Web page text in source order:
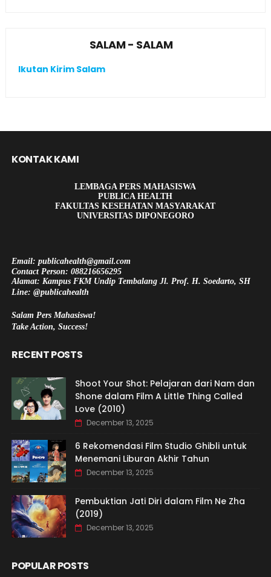
SALAM - SALAM
Ikutan Kirim Salam
KONTAK KAMI
LEMBAGA PERS MAHASISWA
PUBLICA HEALTH
FAKULTAS KESEHATAN MASYARAKAT
UNIVERSITAS DIPONEGORO
Email: publicahealth@gmail.com
Contact Person: 088216656295
Alamat: Kampus FKM Undip Tembalang Jl. Prof. H. Soedarto, SH
Line: @publicahealth
Salam Pers Mahasiswa!
Take Action, Success!
RECENT POSTS
Shoot Your Shot: Pelajaran dari Nam dan
Shone dalam Film A Little Thing Called
Love (2010)
December 13, 2025
6 Rekomendasi Film Studio Ghibli untuk
Menemani Liburan Akhir Tahun
December 13, 2025
Pembuktian Jati Diri dalam Film Ne Zha
(2019)
December 13, 2025
POPULAR POSTS